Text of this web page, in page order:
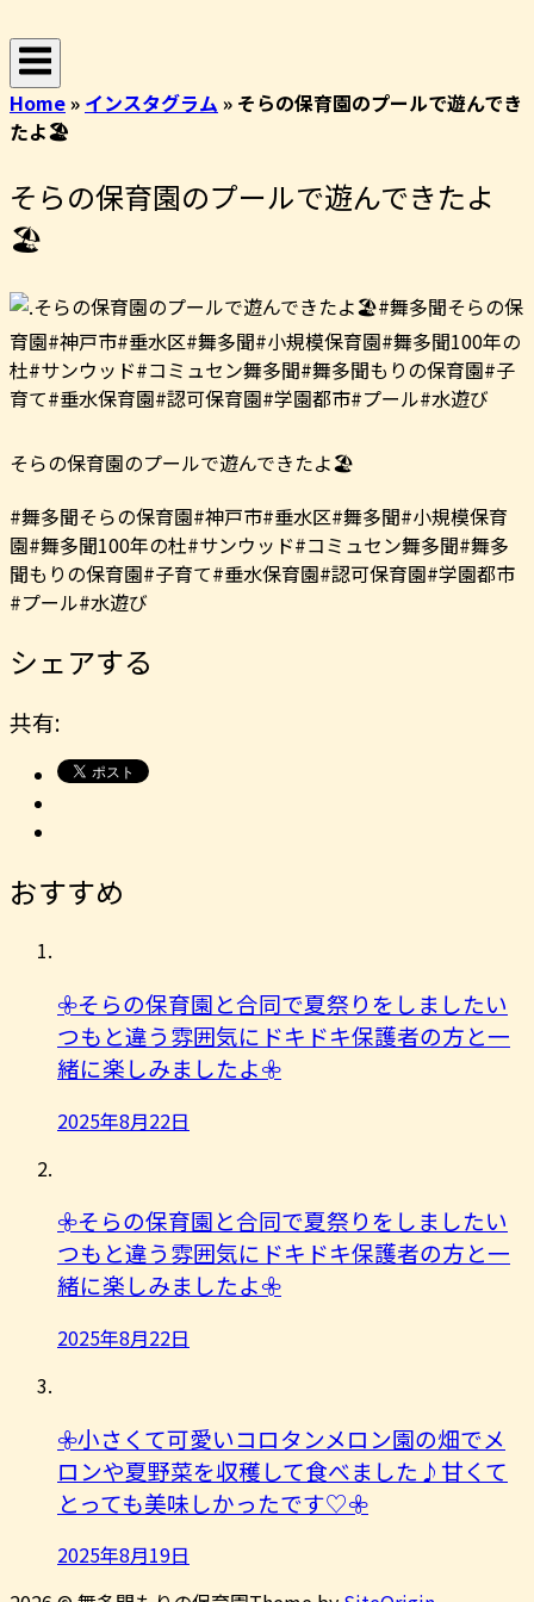
ン
テ
ン
ツ
ス
キ
ッ
ー
ム
Home» インスタグラム » そらの保育園のプールで遊んでき
たよ🏖️️
そらの保育園のプールで遊んできたよ
🏖️️
そらの保育園のプールで遊んできたよ🏖️️
#舞多聞そらの保育園#神戸市#垂水区#舞多聞#小規模保育
園#舞多聞100年の杜#サンウッド#コミュセン舞多聞#舞多
聞もりの保育園#子育て#垂水保育園#認可保育園#学園都市
#プール#水遊び
シェアする
共有:
おすすめ
𖧷そらの保育園と合同で夏祭りをしましたい
つもと違う雰囲気にドキドキ保護者の方と一
緒に楽しみましたよ︎𖧷
2025年8月22日
𖧷そらの保育園と合同で夏祭りをしましたい
つもと違う雰囲気にドキドキ保護者の方と一
緒に楽しみましたよ︎𖧷
2025年8月22日
𖧷小さくて可愛いコロタンメロン園の畑でメ
ロンや夏野菜を収穫して食べました♪甘くて
とっても美味しかったです♡𖧷
2025年8月19日